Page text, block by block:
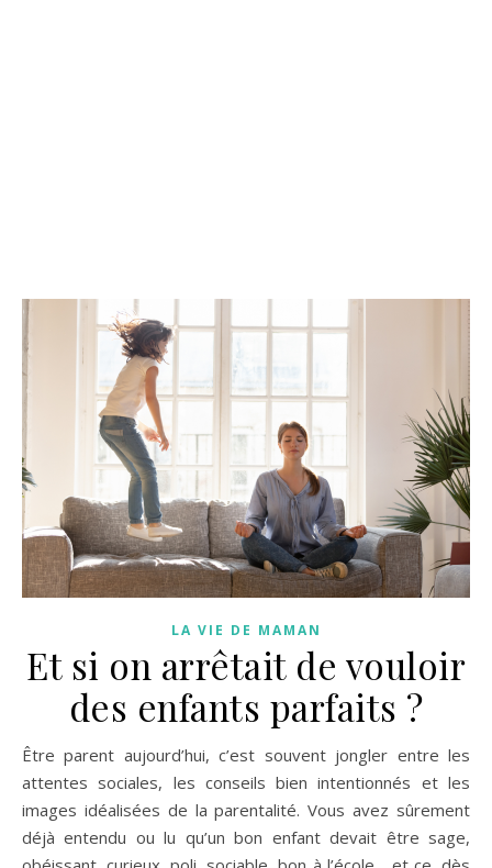
LA VIE DE MAMAN
Et si on arrêtait de vouloir
des enfants parfaits ?
Être parent aujourd’hui, c’est souvent jongler entre les
attentes sociales, les conseils bien intentionnés et les
images idéalisées de la parentalité. Vous avez sûrement
déjà entendu ou lu qu’un bon enfant devait être sage,